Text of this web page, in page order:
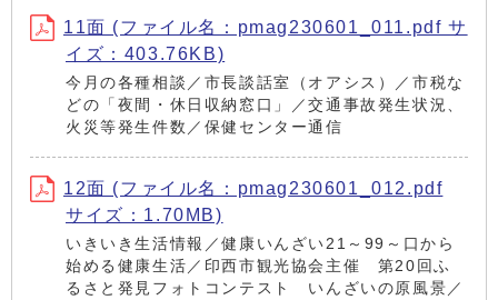
11面 (ファイル名：pmag230601_011.pdf サ
イズ：403.76KB)
今月の各種相談／市長談話室（オアシス）／市税な
どの「夜間・休日収納窓口」／交通事故発生状況、
火災等発生件数／保健センター通信
12面 (ファイル名：pmag230601_012.pdf
サイズ：1.70MB)
いきいき生活情報／健康いんざい21～99～口から
始める健康生活／印西市観光協会主催 第20回ふ
るさと発見フォトコンテスト いんざいの原風景／